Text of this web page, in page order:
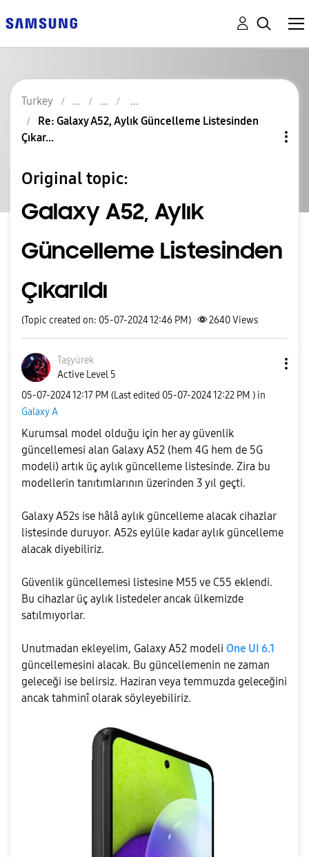
Turkey
Re: Galaxy A52, Aylık Güncelleme Listesinden
Çıkar...
Original topic:
Galaxy A52, Aylık
Güncelleme Listesinden
Çıkarıldı
(Topic created on: 05-07-2024 12:46 PM) 2640Views
Taşyürek
Active Level 5
‎05-07-202412:17 PM (Last edited ‎05-07-202412:22 PM ) in
Galaxy A
Kurumsal model olduğu için her ay güvenlik
güncellemesi alan Galaxy A52 (hem 4G hem de 5G
modeli) artık üç aylık güncelleme listesinde. Zira bu
modellerin tanıtımlarının üzerinden 3 yıl geçti.
Galaxy A52s ise hâlâ aylık güncelleme alacak cihazlar
listesinde duruyor. A52s eylüle kadar aylık güncelleme
alacak diyebiliriz.
Güvenlik güncellemesi listesine M55 ve C55 eklendi.
Bu cihazlar üç aylık listedeler ancak ülkemizde
satılmıyorlar.
Unutmadan ekleyelim, Galaxy A52 modeli One UI 6.1
güncellemesini alacak. Bu güncellemenin ne zaman
geleceği ise belirsiz. Haziran veya temmuzda geleceğini
ancak tahminî olarak söyleyebiliriz.